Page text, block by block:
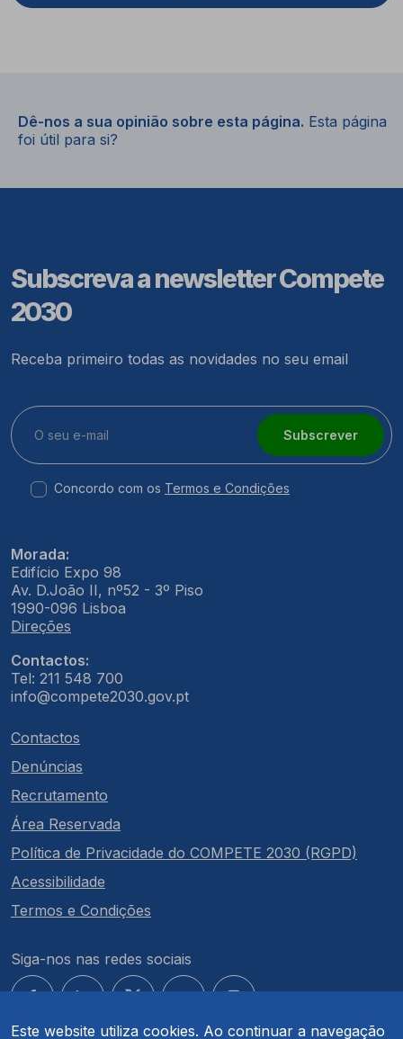
Este website utiliza cookies. Ao continuar a navegação
Dê-nos a sua opinião sobre esta página. Esta página
foi útil para si?
Subscreva a newsletter Compete
2030
Receba primeiro todas as novidades no seu email
Subscrever
Concordo com os Termos e Condições
Morada:
Edifício Expo 98
Av. D.João II, nº52 - 3º Piso
1990-096 Lisboa
Direções
Contactos:
Tel: 211 548 700
info@compete2030.gov.pt
Contactos
Denúncias
Recrutamento
Área Reservada
Política de Privacidade do COMPETE 2030 (RGPD)
Acessibilidade
Termos e Condições
Siga-nos nas redes sociais